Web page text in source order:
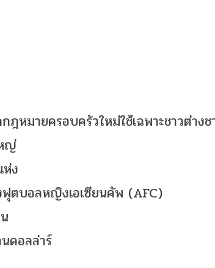
หมายครอบครัวใหม่ใช้เฉพาะชาวต่างช
ญ่
ง
ฟุตบอลหญิงเอเซียนคัพ (AFC)
ดอลล่าร์